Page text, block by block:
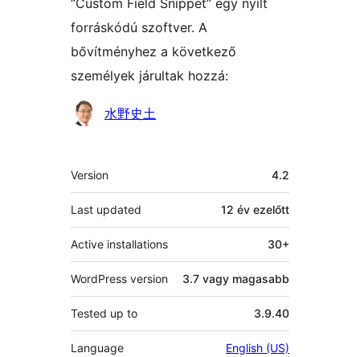
“Custom Field Snippet” egy nyílt
forráskódú szoftver. A
bővítményhez a következő
személyek járultak hozzá:
Közreműködők
水野史土
Meta
Version 4.2
Last updated 12 év ezelőtt
Active installations 30+
WordPress version 3.7 vagy magasabb
Tested up to 3.9.40
Language English (US)